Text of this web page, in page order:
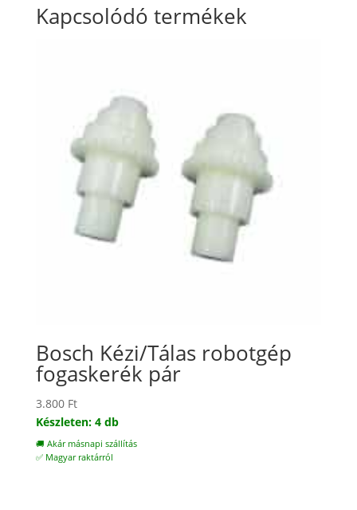
Kapcsolódó termékek
Bosch Kézi/Tálas robotgép
fogaskerék pár
3.800 Ft
Készleten: 4 db
🚚 Akár másnapi szállítás
✅ Magyar raktárról